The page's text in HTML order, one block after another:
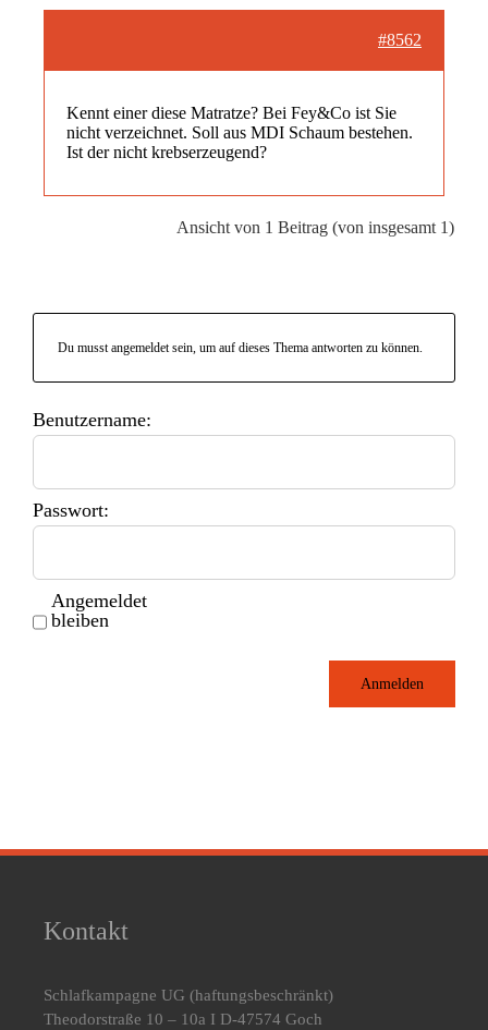
#8562
Kennt einer diese Matratze? Bei Fey&Co ist Sie
nicht verzeichnet. Soll aus MDI Schaum bestehen.
Ist der nicht krebserzeugend?
Ansicht von 1 Beitrag (von insgesamt 1)
Du musst angemeldet sein, um auf dieses Thema antworten zu können.
Benutzername:
Passwort:
Angemeldet
bleiben
Anmelden
Kontakt
Schlafkampagne UG (haftungsbeschränkt)
Theodorstraße 10 – 10a I D-47574 Goch